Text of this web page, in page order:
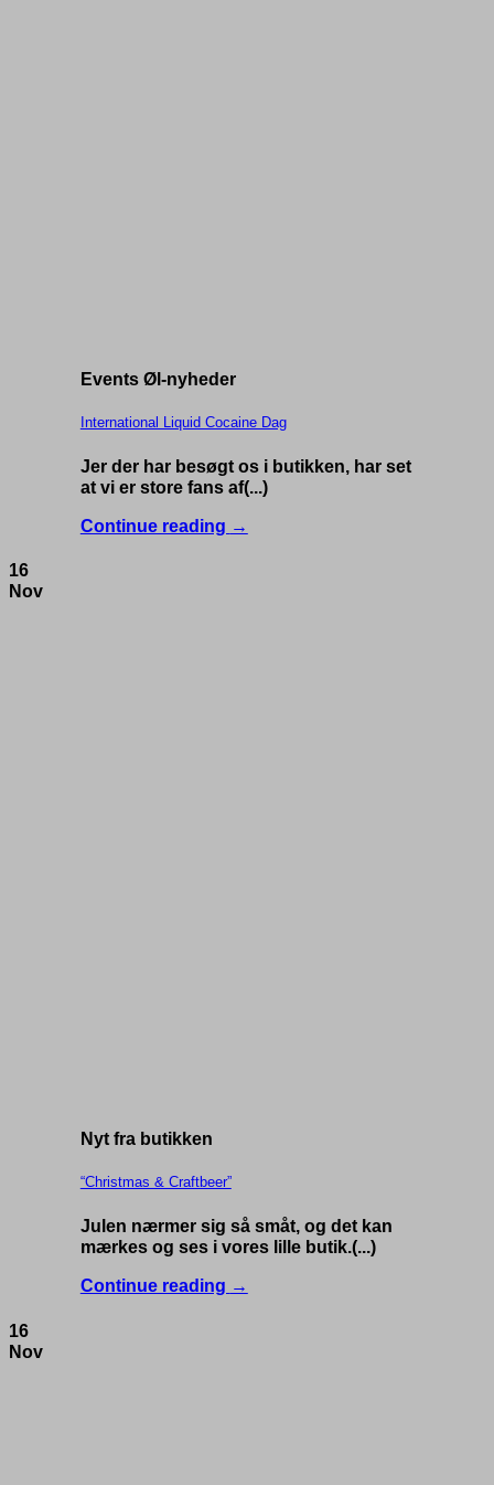
Events Øl-nyheder
International Liquid Cocaine Dag
Jer der har besøgt os i butikken, har set
at vi er store fans af(...)
Continue reading →
16
Nov
Nyt fra butikken
“Christmas & Craftbeer”
Julen nærmer sig så småt, og det kan
mærkes og ses i vores lille butik.(...)
Continue reading →
16
Nov